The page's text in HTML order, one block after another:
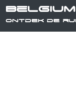
Ontdek de